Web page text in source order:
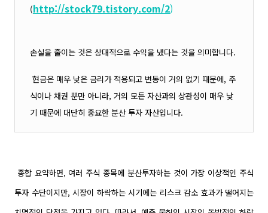
(http://stock79.tistory.com/2)
손실을 줄이는 것은 상대적으로 수익을 냈다는 것을 의미합니다.
현금은 매우 낮은 금리가 적용되고 변동이 거의 없기 때문에, 주
식이나 채권 뿐만 아니라, 거의 모든 자산과의 상관성이 매우 낮
기 때문에 대단히 중요한 분산 투자 자산입니다.
종합 요약하면, 여러 주식 종목에 분산투자하는 것이 가장 이상적인 주식
투자 수단이지만, 시장이 하락하는 시기에는 리스크 감소 효과가 떨어지는